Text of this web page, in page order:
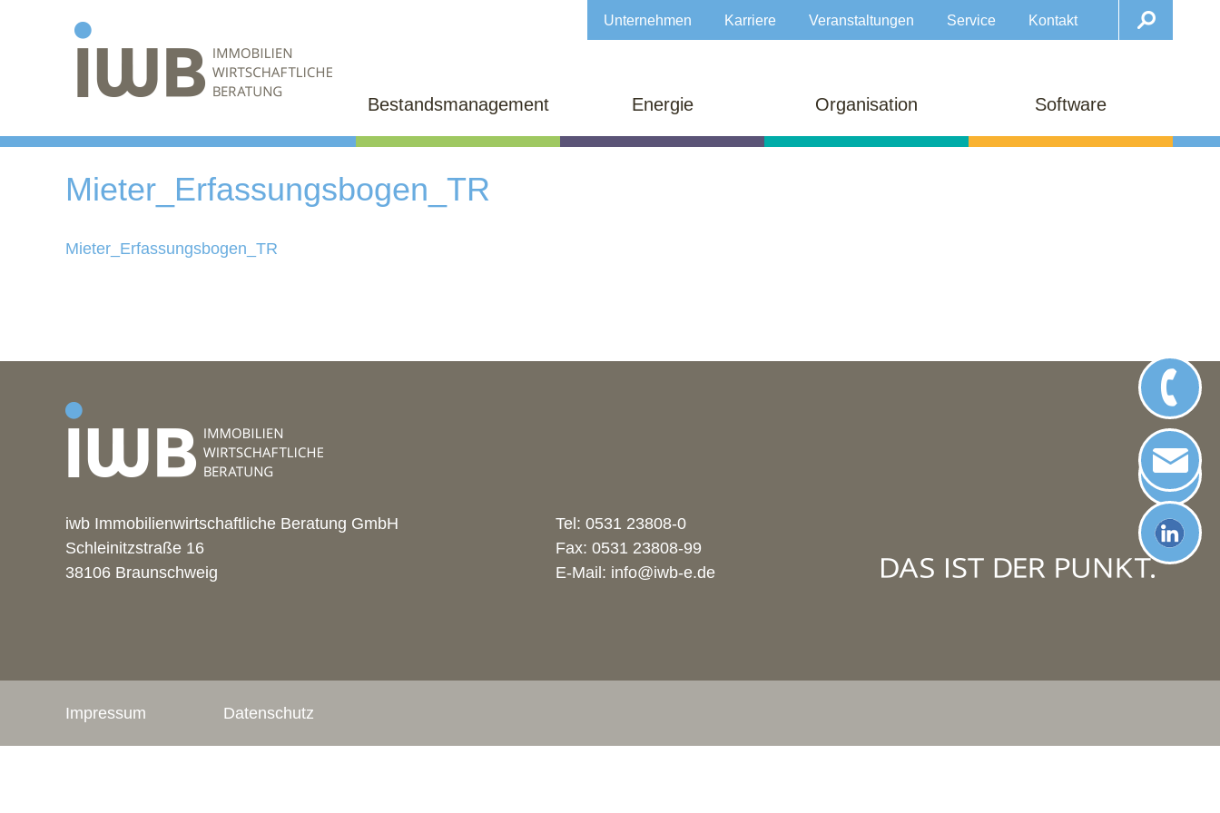
Bestandsmanagement Energie Organisation Software
Unternehmen Karriere Veranstaltungen Service Kontakt
Mieter_Erfassungsbogen_TR
Mieter_Erfassungsbogen_TR
iwb Immobilienwirtschaftliche Beratung GmbH
Schleinitzstraße 16
38106 Braunschweig
Tel: 0531 23808-0
Fax: 0531 23808-99
E-Mail: info@iwb-e.de
Impressum Datenschutz